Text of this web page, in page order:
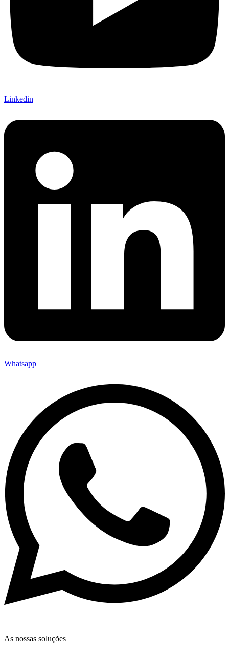
Linkedin
Whatsapp
As nossas soluções